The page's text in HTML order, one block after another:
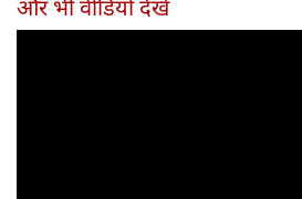
और भी वीडियो देखें